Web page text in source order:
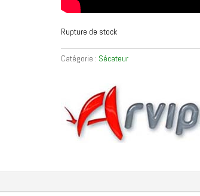
Rupture de stock
Catégorie : Sécateur